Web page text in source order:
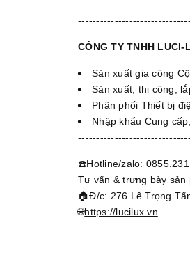
CÔNG TY TNHH LUCI-
Sản xuất gia công
Sản xuất, thi công,
Phân phối Thiết bị
Nhập khẩu Cung
☎️Hotline/zalo:
Tư vấn & trưng bày sản
🏠Đ/c: 276 Lê Trọng
🌐https://lucilux.vn